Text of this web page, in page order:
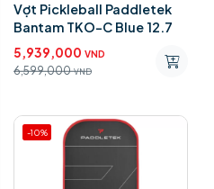
Vợt Pickleball Paddletek
Bantam TKO-C Blue 12.7
5,939,000 VND
6,599,000 VND
-10%